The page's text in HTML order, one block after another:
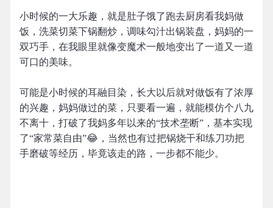
小时候的一大乐趣，就是肚子饿了跑去厨房看我妈做
饭，洗菜切菜下锅翻炒，调味勾汁出锅装盘，妈妈的一
双巧手，在我眼里就像变魔术一般地变出了一道又一道
可口的美味。
可能是小时候的耳融目染，长大以后就对做饭有了浓厚
的兴趣，妈妈做过的菜，只要看一遍，就能模仿个八九
不离十，打破了我妈多年以来的“技术垄断”，基本实现
了“家常菜自由”😂，当然也有过把锅烧干和练刀功把
手磨破等经历，毕竟该走的路，一步都不能少。